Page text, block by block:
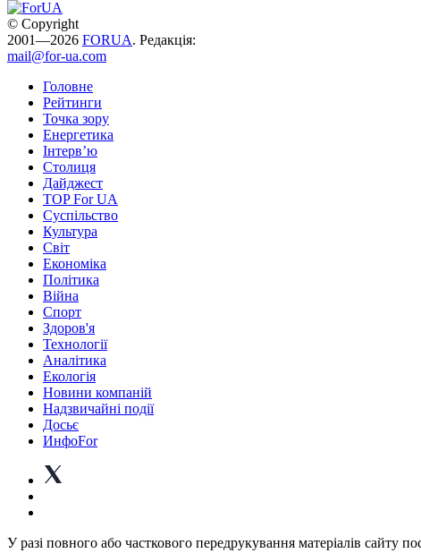
© Copyright
2001—2026 FORUA. Редакція:
mail@for-ua.com
Головне
Рейтинги
Точка зору
Енергетика
Інтерв’ю
Столиця
Дайджест
TOP For UA
Суспiльство
Культура
Світ
Економіка
Політика
Війна
Спорт
Здоров'я
Технології
Аналітика
Екологія
Новини компаній
Надзвичайні події
Досьє
ИнфоFor
У разі повного або часткового передрукування матеріалів сайту